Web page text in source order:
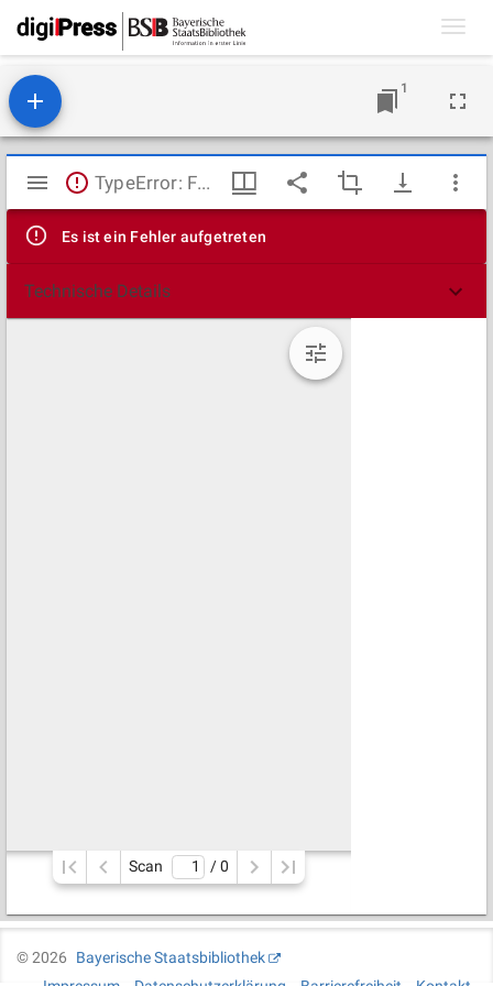
1
Mirador
Viewer
TypeError: Failed to fetch
Es ist ein Fehler aufgetreten
Technische Details
Scan / 0
©2026
Bayerische Staatsbibliothek